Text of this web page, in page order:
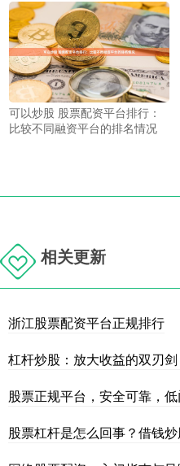
可以炒股 股票配资平台排行：
比较不同融资平台的排名情况
相关更新
浙江股票配资平台正规排行
杠杆炒股：放大收益的双刃
股票正规平台，安全可靠，
股票杠杆是怎么回事？借钱